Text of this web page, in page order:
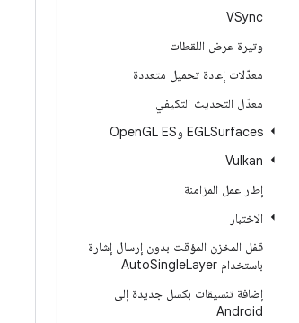
VSync
وتيرة عرض اللقطات
معدّلات إعادة تحميل متعددة
معدّل التحديث التكيفي
EGLSurfaces وOpen
GL ES
Vulkan
إطار عمل المزامنة
الاختبار
قفل المخزن المؤقت بدون إرسال إشارة
باستخدام Auto
SingleLayer
إضافة تنسيقات بكسل جديدة إلى
Android